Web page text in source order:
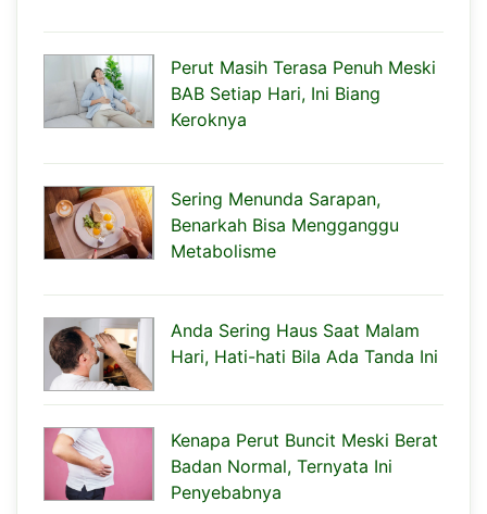
Perut Masih Terasa Penuh Meski
BAB Setiap Hari, Ini Biang
Keroknya
Sering Menunda Sarapan,
Benarkah Bisa Mengganggu
Metabolisme
Anda Sering Haus Saat Malam
Hari, Hati-hati Bila Ada Tanda Ini
Kenapa Perut Buncit Meski Berat
Badan Normal, Ternyata Ini
Penyebabnya